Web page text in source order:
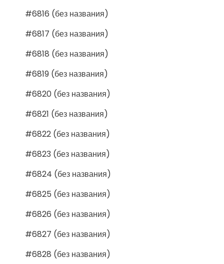
#6816 (без названия)
#6817 (без названия)
#6818 (без названия)
#6819 (без названия)
#6820 (без названия)
#6821 (без названия)
#6822 (без названия)
#6823 (без названия)
#6824 (без названия)
#6825 (без названия)
#6826 (без названия)
#6827 (без названия)
#6828 (без названия)